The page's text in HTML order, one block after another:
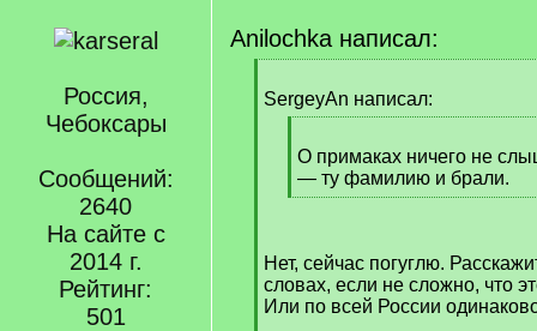
Россия,
Чебоксары
Сообщений:
2640
На сайте с
2014 г.
Рейтинг:
501
Anilochka написал:
q
SergeyAn написал:
q
]
О примаках ничего не
— ту фамилию и брали.
[
Нет, сейчас погуглю.
словах, если не сложно, что
Или по всей России